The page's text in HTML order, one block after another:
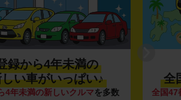
録から4年未満の
い車がいっぱい♪
4年未満の新しいクルマを多数
全
全国47